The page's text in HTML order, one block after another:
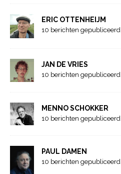
ERIC OTTENHEIJM
10 berichten gepubliceerd
JAN DE VRIES
10 berichten gepubliceerd
MENNO SCHOKKER
10 berichten gepubliceerd
PAUL DAMEN
10 berichten gepubliceerd